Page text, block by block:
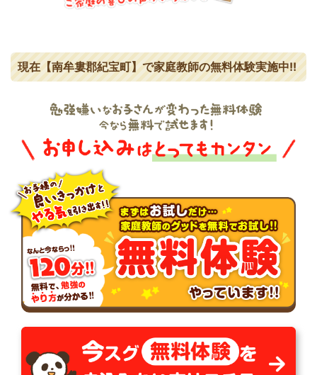
現在【南牟婁郡紀宝町】で家庭教師の無料体験実施中!!